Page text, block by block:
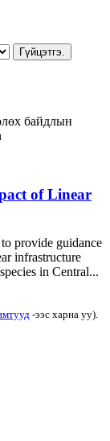
Гүйцэтгэ.
байдлын
of Linear
provide guidance
infrastructure
in Central...
-ээс харна уу).